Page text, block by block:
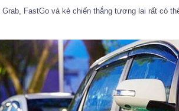
FastGo và kẻ chiến thắng tương lai rất có